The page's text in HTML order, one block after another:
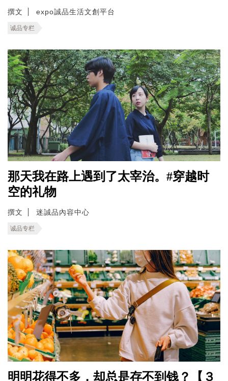
撰文 expo誠品生活文創平台
诚品专栏
那天我在路上遇到了太宰治。#穿越时
空的礼物
撰文 迷誠品內容中心
诚品专栏
明明花得不多，却总是存不到钱？【３